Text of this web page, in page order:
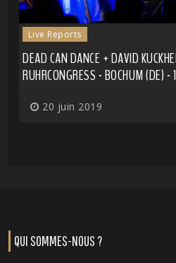
Live Reports
DEAD CAN DANCE + DAVID
RUHRCONGRESS - BOCHUM (DE) -
20 juin 2019
QUI SOMMES-NOUS ?